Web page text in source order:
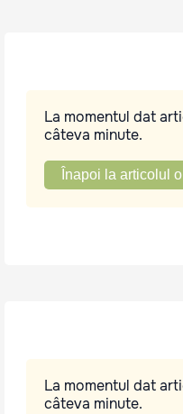
La momentul dat
câteva minute.
Înapoi la articolul
La momentul dat
câteva minute.